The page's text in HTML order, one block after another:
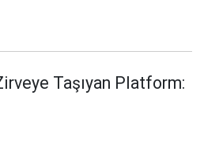
Taşıyan Platform: